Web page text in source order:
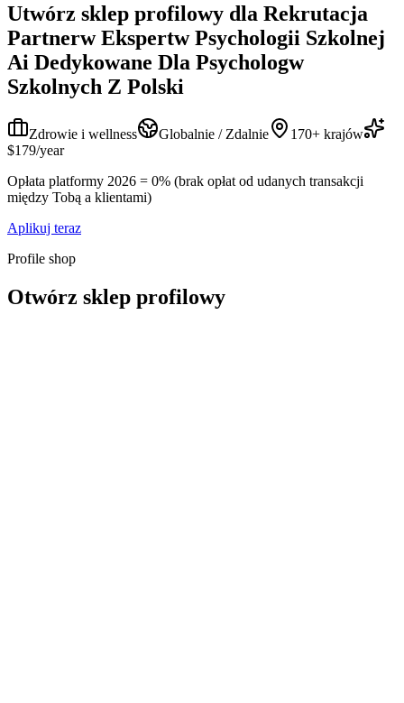
Utwórz sklep profilowy dla Rekrutacja
Partnerw Ekspertw Psychologii Szkolnej
Ai Dedykowane Dla Psychologw
Szkolnych Z Polski
Zdrowie i wellness Globalnie / Zdalnie
170+ krajów
$179/year
Opłata platformy 2026 = 0% (brak opłat od udanych transakcji
między Tobą a klientami)
Aplikuj teraz
Profile shop
Otwórz sklep profilowy